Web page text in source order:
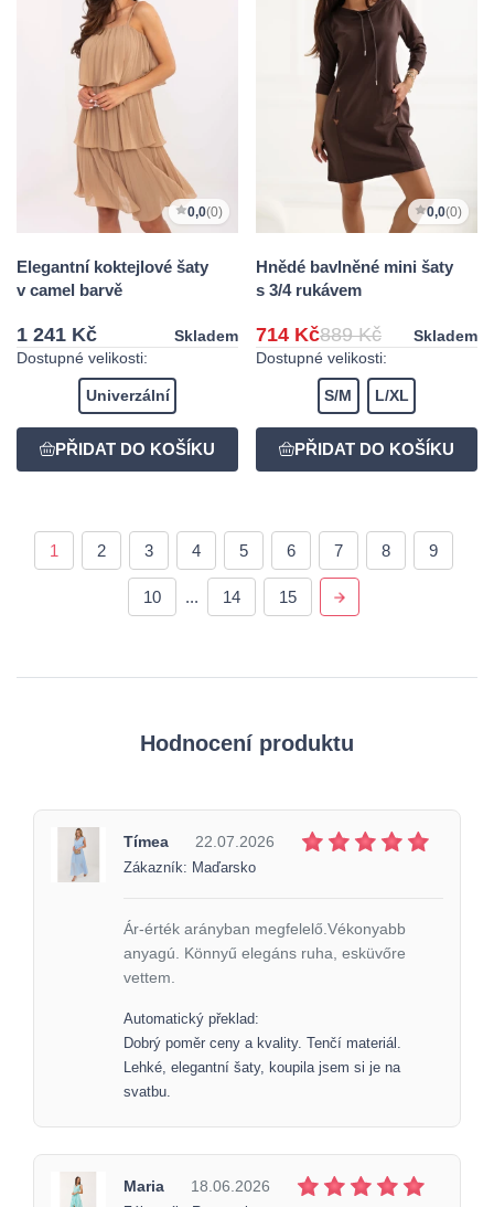
0,0(0)
Elegantní koktejlové šaty
v camel barvě
1 241 Kč
Skladem
Dostupné velikosti:
Univerzální
0,0(0)
Hnědé bavlněné mini šaty
s 3/4 rukávem
714 Kč889 Kč
Skladem
Dostupné velikosti:
S/M L/XL
1 2 3 4 5 6 7 8 9
10 ... 14 15
Hodnocení produktu
Tímea 22.07.2026
Zákazník: Maďarsko
Ár-érték arányban megfelelő.Vékonyabb
anyagú. Könnyű elegáns ruha, esküvőre
vettem.
Automatický překlad:
Dobrý poměr ceny a kvality. Tenčí materiál.
Lehké, elegantní šaty, koupila jsem si je na
svatbu.
Maria 18.06.2026